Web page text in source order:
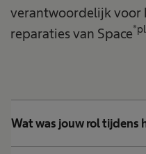
verantwoordelijk voor
reparaties van Space
Wat was jouw rol